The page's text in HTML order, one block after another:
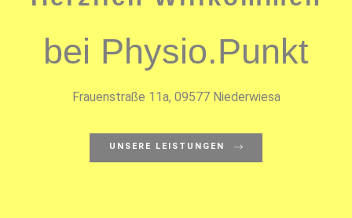
bei Physio.Punkt
Frauenstraße 11a, 09577 Niederwiesa
UNSERE LEISTUNGEN